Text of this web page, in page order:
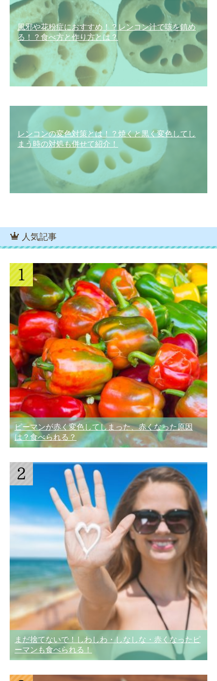
風邪や花粉症におすすめ！？レンコン汁で咳を鎮め
る！？食べ方と作り方とは？
レンコンの変色対策とは！？焼くと黒く変色してし
まう時の対処も併せて紹介！
人気記事
ピーマンが赤く変色してしまった、赤くなった原因
は？食べられる？
まだ捨てないで！しわしわ・しなしな・赤くなったピ
ーマンも食べられる！